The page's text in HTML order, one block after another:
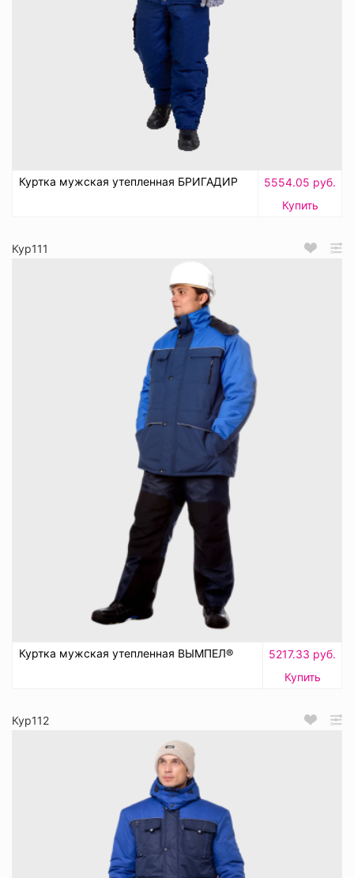
Куртка мужская утепленная БРИГАДИР
5554.05 руб.
Купить
Кур111
Куртка мужская утепленная ВЫМПЕЛ®
5217.33 руб.
Купить
Кур112